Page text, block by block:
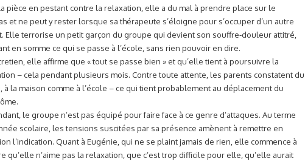
pièce en pestant contre la relaxation, elle a du mal à prendre place sur le
et ne peut y rester lorsque sa thérapeute s’éloigne pour s’occuper d’un autre
Elle terrorise un petit garçon du groupe qui devient son souffre-douleur attitré,
en somme ce qui se passe à l’école, sans rien pouvoir en dire.
elle affirme que « tout se passe bien » et qu’elle tient à poursuivre la
– cela pendant plusieurs mois. Contre toute attente, les parents constatent du
à la maison comme à l’école – ce qui tient probablement au déplacement du
le groupe n’est pas équipé pour faire face à ce genre d’attaques. Au terme
scolaire, les tensions suscitées par sa présence amènent à remettre en
l’indication. Quant à Eugénie, qui ne se plaint jamais de rien, elle commence à
qu’elle n’aime pas la relaxation, que c’est trop difficile pour elle, qu’elle aurait